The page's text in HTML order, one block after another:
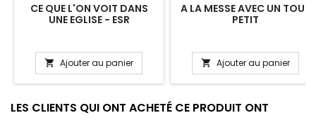
CE QUE L'ON VOIT DANS
UNE EGLISE - ESR
 Ajouter au panier
A LA MESSE AVEC UN TOUT
PETIT
 Ajouter au panier
LES CLIENTS QUI ONT ACHETÉ CE PRODUIT ONT